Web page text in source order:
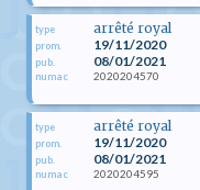
type arrêté royal
prom. 19/11/2020
pub. 08/01/2021
numac 2020204570
type arrêté royal
prom. 19/11/2020
pub. 08/01/2021
numac 2020204595